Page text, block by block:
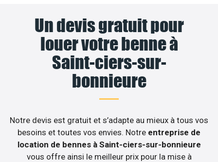
Un devis gratuit pour
louer votre benne à
Saint-ciers-sur-
bonnieure
Notre devis est gratuit et s’adapte au mieux à tous vos
besoins et toutes vos envies. Notre entreprise de
location de bennes à Saint-ciers-sur-bonnieure
vous offre ainsi le meilleur prix pour la mise à